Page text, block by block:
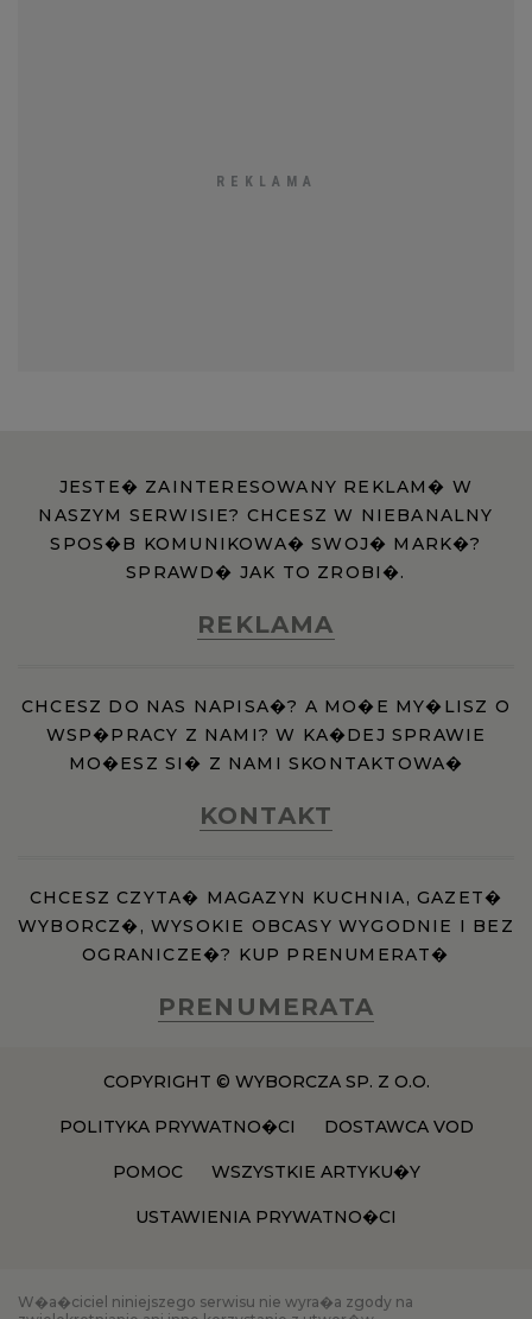
JESTE� ZAINTERESOWANY REKLAM� W
NASZYM SERWISIE? CHCESZ W NIEBANALNY
SPOS�B KOMUNIKOWA� SWOJ� MARK�?
SPRAWD� JAK TO ZROBI�.
REKLAMA
CHCESZ DO NAS NAPISA�? A MO�E MY�LISZ O
WSP�PRACY Z NAMI? W KA�DEJ SPRAWIE
MO�ESZ SI� Z NAMI SKONTAKTOWA�
KONTAKT
CHCESZ CZYTA� MAGAZYN KUCHNIA, GAZET�
WYBORCZ�, WYSOKIE OBCASY WYGODNIE I BEZ
OGRANICZE�? KUP PRENUMERAT�
PRENUMERATA
COPYRIGHT © WYBORCZA SP. Z O.O.
POLITYKA PRYWATNO�CI DOSTAWCA VOD
POMOC WSZYSTKIE ARTYKU�Y
USTAWIENIA PRYWATNO�CI
W�a�ciciel niniejszego serwisu nie wyra�a zgody na